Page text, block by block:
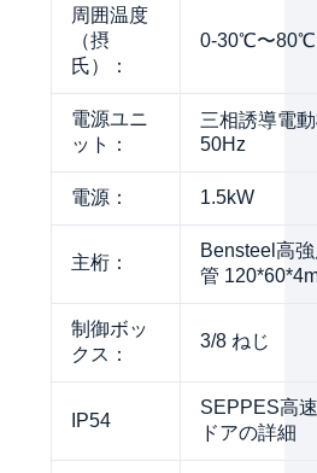
周囲温度
（摂
氏）：
0-30℃〜
電源ユニ
ット：
三相誘導電
50Hz
電源： 1.5kW
主桁：
Bensteel高
管
制御ボッ
クス：
3/8 ねじ
IP54
SEPPES高
ドアの詳細